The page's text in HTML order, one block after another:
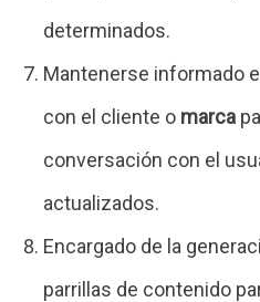
determinados.
Mantenerse informado
con el cliente o marca
conversación con el
actualizados.
Encargado de la
parrillas de contenido